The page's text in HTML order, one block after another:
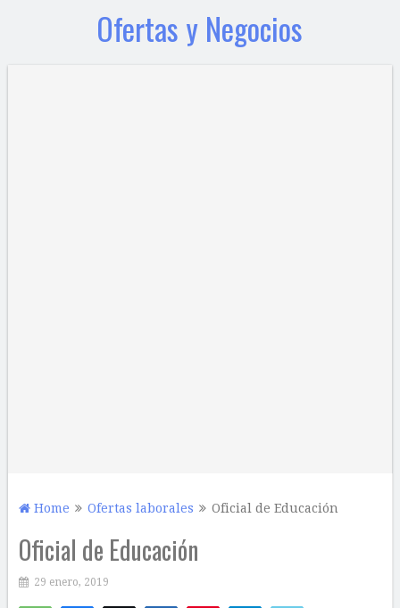
Ofertas y Negocios
Home Ofertas laborales Oficial de Educación
Oficial de Educación
29 enero, 2019